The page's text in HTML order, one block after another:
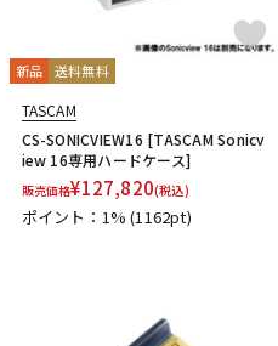
新品 送料無料
TASCAM
CS-SONICVIEW16 [TASCAM Sonicv
iew 16専用ハードケース]
販売価格¥127,820(税込)
ポイント：1%(1162pt)